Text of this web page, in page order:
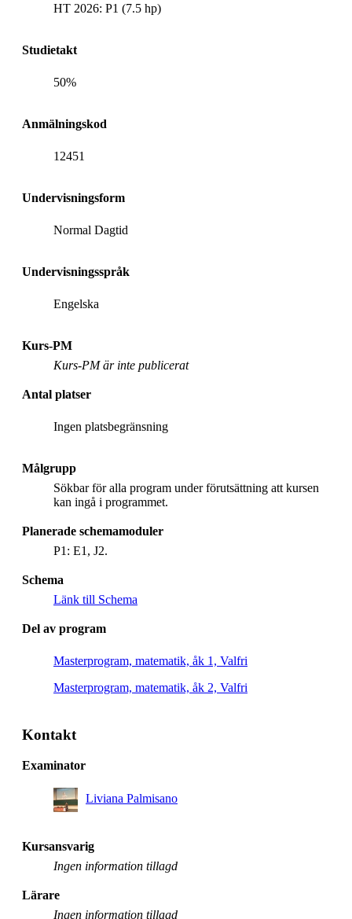
HT 2026: P1 (7.5 hp)
Studietakt
50%
Anmälningskod
12451
Undervisningsform
Normal Dagtid
Undervisningsspråk
Engelska
Kurs-PM
Kurs-PM är inte publicerat
Antal platser
Ingen platsbegränsning
Målgrupp
Sökbar för alla program under förutsättning att kursen
kan ingå i programmet.
Planerade schemamoduler
P1: E1, J2.
Schema
Länk till Schema
Del av program
Masterprogram, matematik, åk 1, Valfri
Masterprogram, matematik, åk 2, Valfri
Kontakt
Examinator
Liviana Palmisano
Kursansvarig
Ingen information tillagd
Lärare
Ingen information tillagd